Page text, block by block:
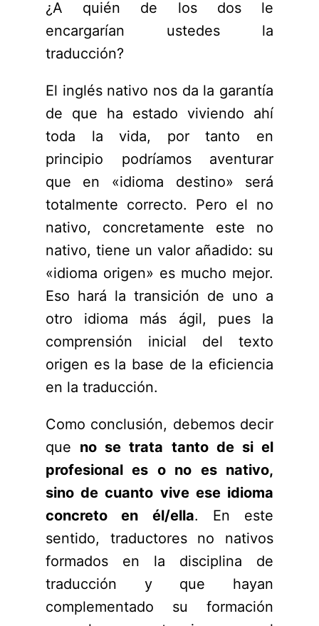
¿A quién de los dos le
encargarían ustedes la
traducción?
El inglés nativo nos da la garantía
de que ha estado viviendo ahí
toda la vida, por tanto en
principio podríamos aventurar
que en «idioma destino» será
totalmente correcto. Pero el no
nativo, concretamente este no
nativo, tiene un valor añadido: su
«idioma origen» es mucho mejor.
Eso hará la transición de uno a
otro idioma más ágil, pues la
comprensión inicial del texto
origen es la base de la eficiencia
en la traducción.
Como conclusión, debemos decir
que no se trata tanto de si el
profesional es o no es nativo,
sino de cuanto vive ese idioma
concreto en él/ella. En este
sentido, traductores no nativos
formados en la disciplina de
traducción y que hayan
complementado su formación